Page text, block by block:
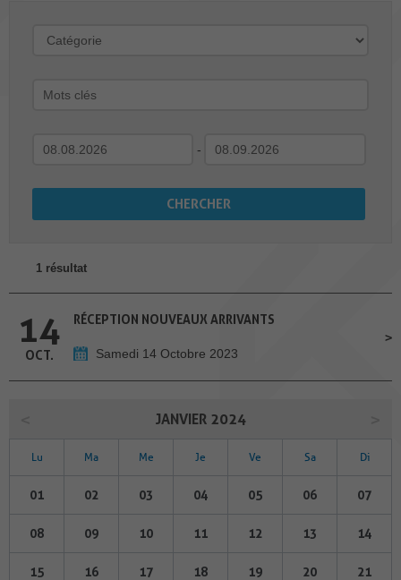
-
1 résultat
14
OCT.
RÉCEPTION NOUVEAUX ARRIVANTS
Samedi 14 Octobre 2023
JANVIER 2024
Lu Ma Me Je Ve Sa Di
01 02 03 04 05 06 07
08 09 10 11 12 13 14
15 16 17 18 19 20 21